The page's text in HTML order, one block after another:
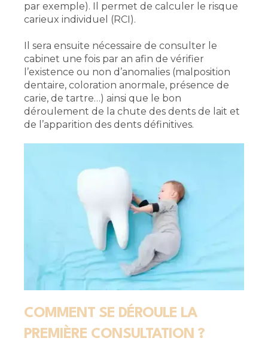
par exemple). Il permet de calculer le risque
carieux individuel (RCI).
Il sera ensuite nécessaire de consulter le
cabinet une fois par an afin de vérifier
l’existence ou non d’anomalies (malposition
dentaire, coloration anormale, présence de
carie, de tartre…) ainsi que le bon
déroulement de la chute des dents de lait et
de l’apparition des dents définitives.
COMMENT SE DÉROULE LA
PREMIÈRE CONSULTATION ?